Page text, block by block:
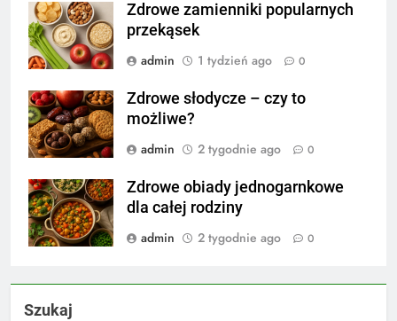
Zdrowe zamienniki popularnych
przekąsek
admin
1 tydzień ago 0
Zdrowe słodycze – czy to
możliwe?
admin
2 tygodnie ago 0
Zdrowe obiady jednogarnkowe
dla całej rodziny
admin
2 tygodnie ago 0
Szukaj